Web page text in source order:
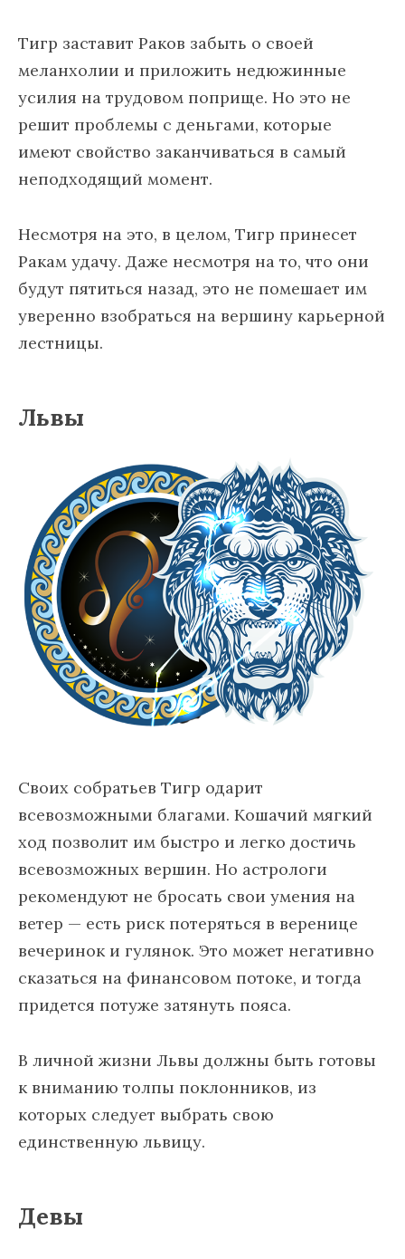
Тигр заставит Раков забыть о своей
меланхолии и приложить недюжинные
усилия на трудовом поприще. Но это не
решит проблемы с деньгами, которые
имеют свойство заканчиваться в самый
неподходящий момент.
Несмотря на это, в целом, Тигр принесет
Ракам удачу. Даже несмотря на то, что они
будут пятиться назад, это не помешает им
уверенно взобраться на вершину карьерной
лестницы.
Львы
Своих собратьев Тигр одарит
всевозможными благами. Кошачий мягкий
ход позволит им быстро и легко достичь
всевозможных вершин. Но астрологи
рекомендуют не бросать свои умения на
ветер — есть риск потеряться в веренице
вечеринок и гулянок. Это может негативно
сказаться на финансовом потоке, и тогда
придется потуже затянуть пояса.
В личной жизни Львы должны быть готовы
к вниманию толпы поклонников, из
которых следует выбрать свою
единственную львицу.
Девы